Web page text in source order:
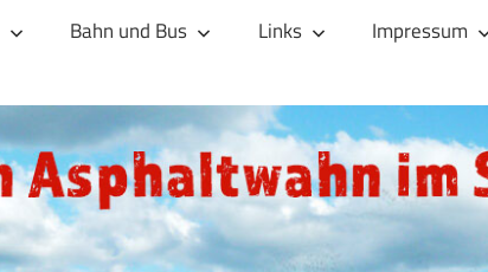
Bahn und Bus Links Impressum